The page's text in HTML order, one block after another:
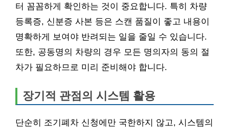
터 꼼꼼하게 확인하는 것이 중요합니다. 특히 차량
등록증, 신분증 사본 등은 스캔 품질이 좋고 내용이
명확하게 보여야 반려되는 일을 줄일 수 있습니다.
또한, 공동명의 차량의 경우 모든 명의자의 동의 절
차가 필요하므로 미리 준비해야 합니다.
장기적 관점의 시스템 활용
단순히 조기폐차 신청에만 국한하지 않고, 시스템의